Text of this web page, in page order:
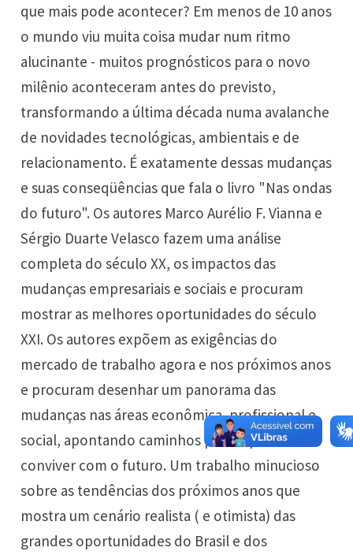
que mais pode acontecer? Em menos de 10 anos
o mundo viu muita coisa mudar num ritmo
alucinante - muitos prognósticos para o novo
milênio aconteceram antes do previsto,
transformando a última década numa avalanche
de novidades tecnológicas, ambientais e de
relacionamento. É exatamente dessas mudanças
e suas conseqüências que fala o livro "Nas ondas
do futuro". Os autores Marco Aurélio F. Vianna e
Sérgio Duarte Velasco fazem uma análise
completa do século XX, os impactos das
mudanças empresariais e sociais e procuram
mostrar as melhores oportunidades do século
XXI. Os autores expõem as exigências do
mercado de trabalho agora e nos próximos anos
e procuram desenhar um panorama das
mudanças nas áreas econômica, profissional e
social, apontando caminhos para repensar e
conviver com o futuro. Um trabalho minucioso
sobre as tendências dos próximos anos que
mostra um cenário realista ( e otimista) das
grandes oportunidades do Brasil e dos